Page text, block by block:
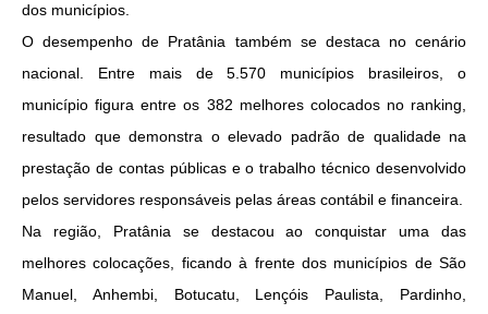
dos municípios.
O desempenho de Pratânia também se destaca no cenário
nacional. Entre mais de 5.570 municípios brasileiros, o
município figura entre os 382 melhores colocados no ranking,
resultado que demonstra o elevado padrão de qualidade na
prestação de contas públicas e o trabalho técnico desenvolvido
pelos servidores responsáveis pelas áreas contábil e financeira.
Na região, Pratânia se destacou ao conquistar uma das
melhores colocações, ficando à frente dos municípios de São
Manuel, Anhembi, Botucatu, Lençóis Paulista, Pardinho,